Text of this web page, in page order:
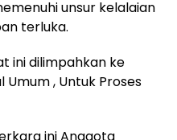
unsur kelalaian
terluka.
ini dilimpahkan ke
, Untuk Proses